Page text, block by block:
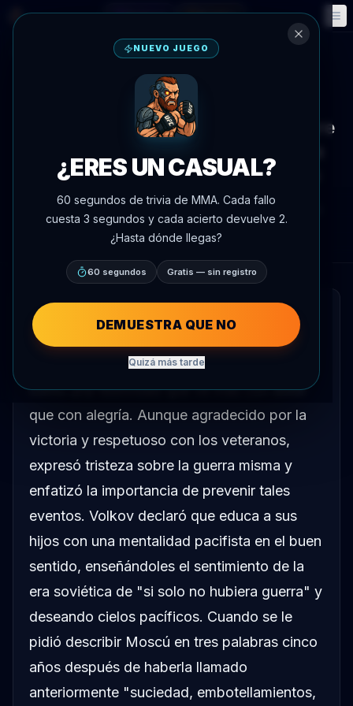
🎮 Fantasía 📅 Eventos
Entrevista
Alexander Volkov reflexiona sobre
sus hijos con valores pacifistas
Oscar Nascimento
Actualizado
3 de julio de 2026
Alexander Volkov compartió sus reflexiones
sobre el Día de la Victoria, describiéndolo
como una festividad que ve más con dolor
que con alegría. Aunque agradecido por la
victoria y respetuoso con los veteranos,
expresó tristeza sobre la guerra misma y
enfatizó la importancia de prevenir tales
eventos. Volkov declaró que educa a sus
hijos con una mentalidad pacifista en el buen
sentido, enseñándoles el sentimiento de la
era soviética de "si solo no hubiera guerra" y
deseando cielos pacíficos. Cuando se le
pidió describir Moscú en tres palabras cinco
años después de haberla llamado
anteriormente "suciedad, embotellamientos,
NUEVO JUEGO
¿ERES UN CASUAL?
60 segundos de trivia de MMA. Cada fallo
cuesta 3 segundos y cada acierto devuelve 2.
¿Hasta dónde llegas?
60 segundos Gratis — sin registro
DEMUESTRA QUE NO
Quizá más tarde